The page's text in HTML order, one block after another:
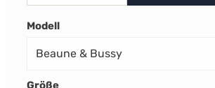
Modellauswählen
Größeauswählen